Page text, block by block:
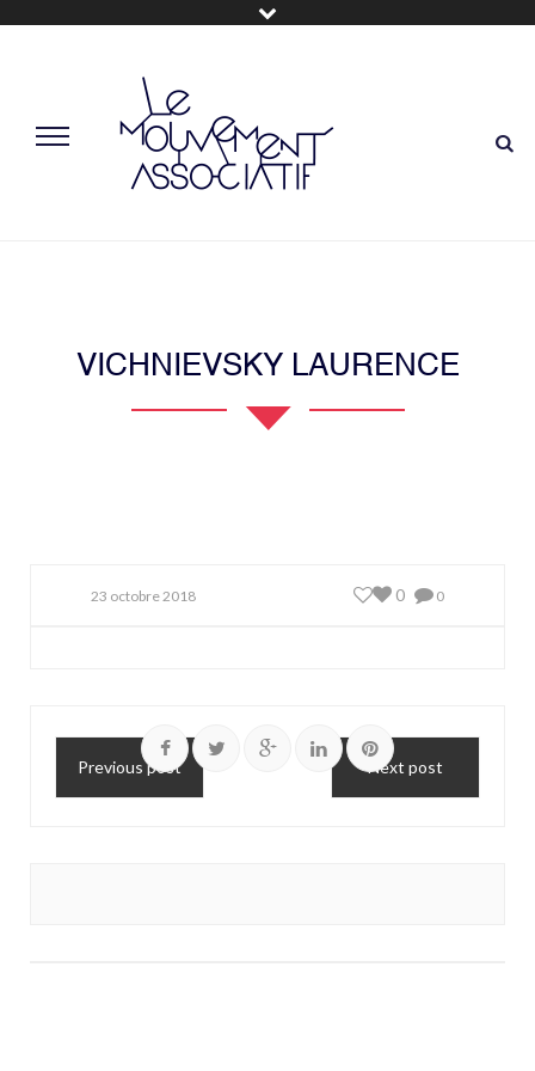
VICHNIEVSKY LAURENCE
23 octobre 2018 0
0
Previous post Next post